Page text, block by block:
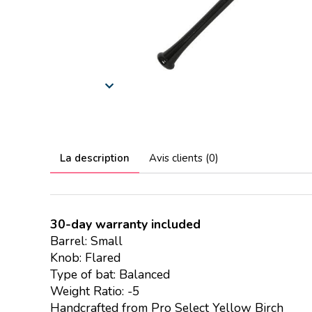
La description Avis clients (0)
30-day warranty included
Barrel: Small
Knob: Flared
Type of bat: Balanced
Weight Ratio: -5
Handcrafted from Pro Select Yellow Birch